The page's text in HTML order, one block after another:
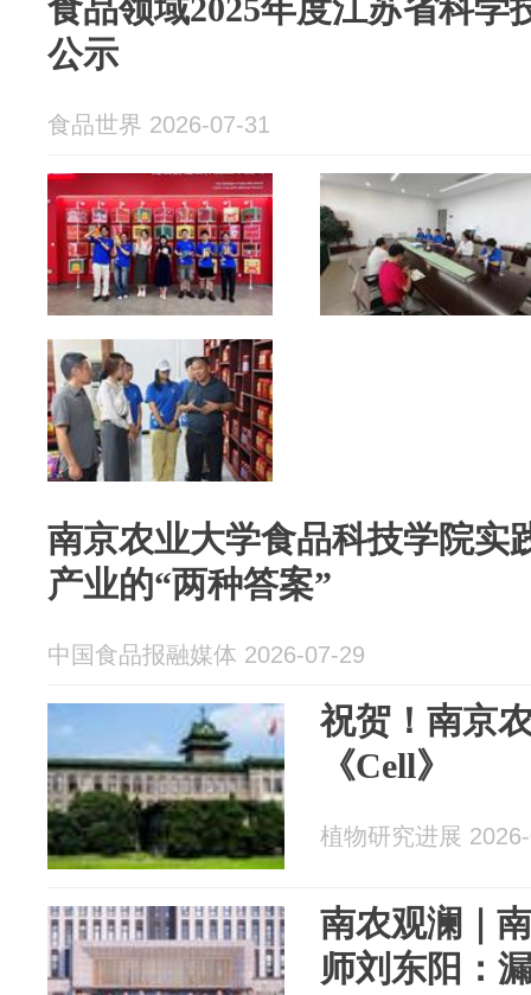
食品领域2025年度江苏省科学
公示
食品世界 2026-07-31
南京农业大学食品科技学院实
产业的“两种答案”
中国食品报融媒体 2026-07-29
祝贺！南京
《Cell》
植物研究进展
南农观澜｜
师刘东阳：